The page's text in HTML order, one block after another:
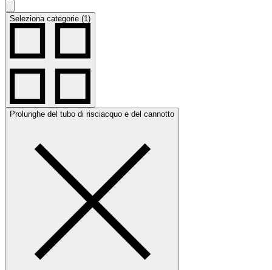
Seleziona categorie (1)
Prolunghe del tubo di risciacquo e del cannotto